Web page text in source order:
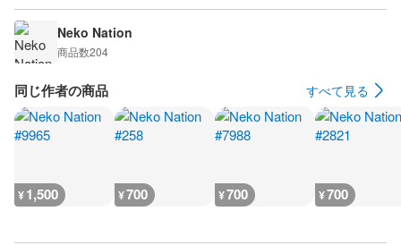
Neko Nation
商品数204
同じ作者の商品 すべて見る
¥1,500 ¥700 ¥700 ¥700